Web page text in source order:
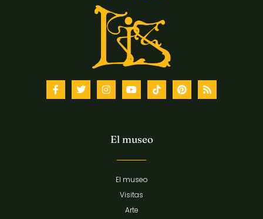
El museo
El museo
Visitas
Arte